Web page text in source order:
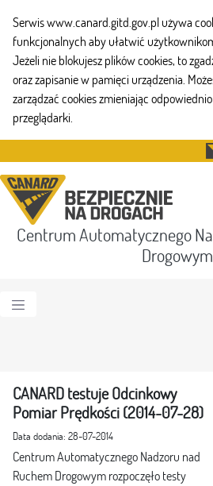
Serwis www.canard.gitd.gov.pl używa
funkcjonalnych aby ułatwić
Jeżeli nie blokujesz plików cookies, to
oraz zapisanie w pamięci urządzenia.
zarządzać cookies zmieniając
przeglądarki.
Centrum Automatycznego
Drogowym
CANARD testuje Odcinkowy
Pomiar Prędkości (2014-07-28)
Data dodania: 28-07-2014
Centrum Automatycznego Nadzoru nad
Ruchem Drogowym rozpoczęło testy